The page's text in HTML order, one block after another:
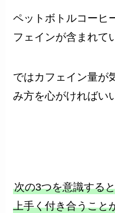
ペットボトルコーヒ
フェインが含まれて
ではカフェイン量が
み方を心がければい
次の3つを意識する
上手く付き合うこと